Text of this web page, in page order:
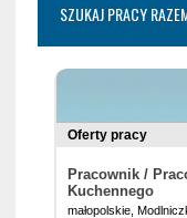
SZUKAJ PRACY